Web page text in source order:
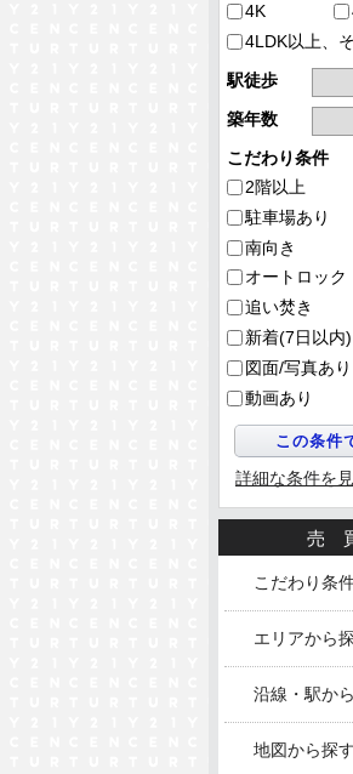
4K
4LDK以上、
駅徒歩
築年数
こだわり条件
2階以上
駐車場あり
南向き
オートロック
追い焚き
新着(7日以内)
図面/写真あり
動画あり
詳細な条件を
売
こだわり条
エリアから
沿線・駅か
地図から探す